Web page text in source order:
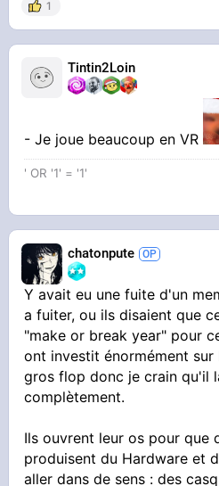
1
Tintin2Loin
- Je joue beaucoup en VR
' OR '1' = '1'
chatonpute
Y avait eu une fuite d'un
a fuiter, ou ils disaient que
"make or break year" pour
ont investit énormément
gros flop donc je crain qu'il
complètement.
Ils ouvrent leur os pour que
produisent du Hardware et
aller dans de sens : des